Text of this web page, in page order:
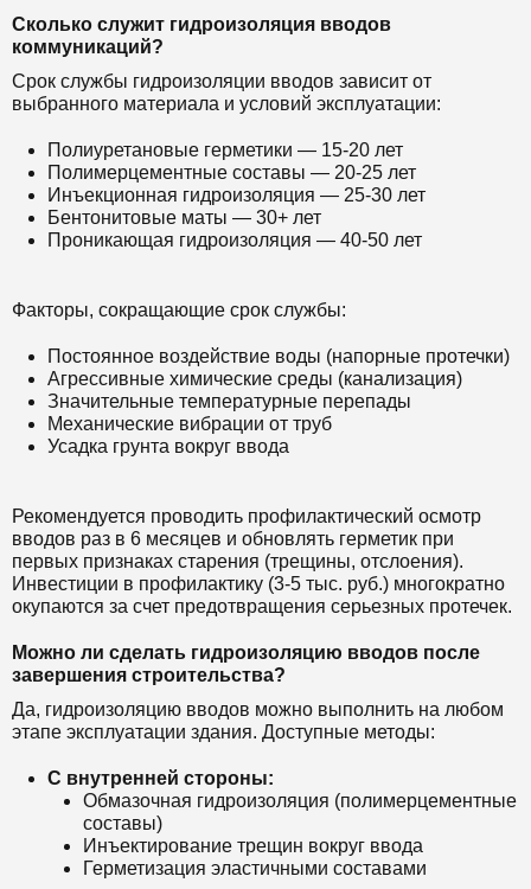
Сколько служит гидроизоляция вводов
коммуникаций?
Срок службы гидроизоляции вводов зависит от
выбранного материала и условий эксплуатации:
Полиуретановые герметики — 15-20 лет
Полимерцементные составы — 20-25 лет
Инъекционная гидроизоляция — 25-30 лет
Бентонитовые маты — 30+ лет
Проникающая гидроизоляция — 40-50 лет
Факторы, сокращающие срок службы:
Постоянное воздействие воды (напорные протечки)
Агрессивные химические среды (канализация)
Значительные температурные перепады
Механические вибрации от труб
Усадка грунта вокруг ввода
Рекомендуется проводить профилактический осмотр
вводов раз в 6 месяцев и обновлять герметик при
первых признаках старения (трещины, отслоения).
Инвестиции в профилактику (3-5 тыс. руб.) многократно
окупаются за счет предотвращения серьезных протечек.
Можно ли сделать гидроизоляцию вводов после
завершения строительства?
Да, гидроизоляцию вводов можно выполнить на любом
этапе эксплуатации здания. Доступные методы:
С внутренней стороны:
Обмазочная гидроизоляция (полимерцементные
составы)
Инъектирование трещин вокруг ввода
Герметизация эластичными составами